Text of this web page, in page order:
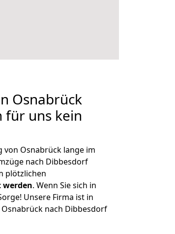
Osnabrück
für uns kein
von Osnabrück lange im
nach Dibbesdorf
plötzlichen
. Wenn Sie sich in
Unsere Firma ist in
nach Dibbesdorf